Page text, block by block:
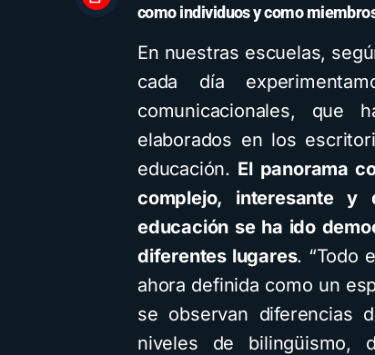
como individuos y como
En nuestras escuelas,
cada día
comunicacionales, que
elaborados en los
educación. El panorama
complejo, interesante
educación se ha ido
diferentes lugares. “Todo
ahora definida como un
se observan diferencias
niveles de bilingüismo,